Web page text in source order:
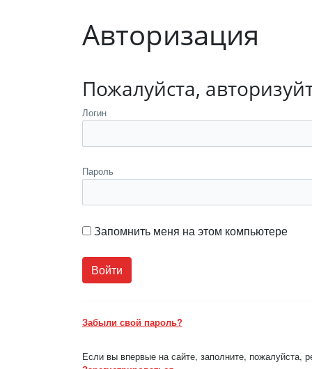
Авторизация
Пожалуйста,
Логин
Пароль
Запомнить меня на этом компьютере
Забыли свой пароль?
Если вы впервые на сайте, заполните, пожалуйста,